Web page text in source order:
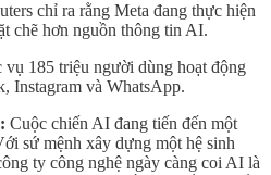
chỉ ra rằng Meta đang thực hiện
chẽ hơn nguồn thông tin AI.
185 triệu người dùng hoạt động
Instagram và WhatsApp.
Cuộc chiến AI đang tiến đến một
sứ mệnh xây dựng một hệ sinh
ty công nghệ ngày càng coi AI là